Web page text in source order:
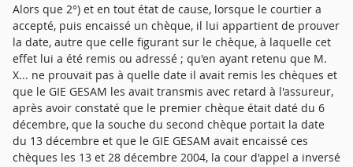
Alors que 2°) et en tout état de cause, lorsque le courtier a
accepté, puis encaissé un chèque, il lui appartient de prouver
la date, autre que celle figurant sur le chèque, à laquelle cet
effet lui a été remis ou adressé ; qu'en ayant retenu que M.
X... ne prouvait pas à quelle date il avait remis les chèques et
que le GIE GESAM les avait transmis avec retard à l'assureur,
après avoir constaté que le premier chèque était daté du 6
décembre, que la souche du second chèque portait la date
du 13 décembre et que le GIE GESAM avait encaissé ces
chèques les 13 et 28 décembre 2004, la cour d'appel a inversé